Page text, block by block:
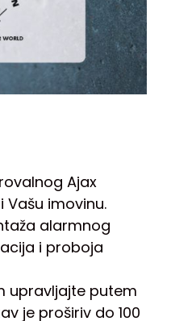
Ajax
Vašu imovinu.
alarmnog
i proboja
upravljajte putem
je proširiv do 100